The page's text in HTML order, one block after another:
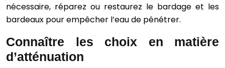
nécessaire, réparez ou restaurez le bardage et les
bardeaux pour empêcher l’eau de pénétrer.
Connaître les choix en matière
d’atténuation